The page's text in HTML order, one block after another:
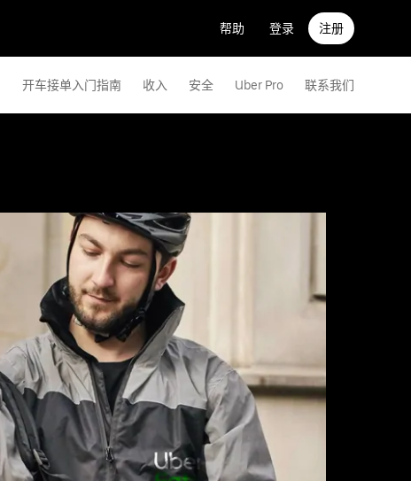
帮助 登录 注册
开车接单入门指南 收入 安全 Uber Pro 联系我们